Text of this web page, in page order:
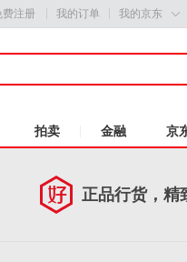
费注册 我的订单 我的京东 
拍卖 金融 京
正品行货，精